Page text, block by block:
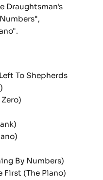
Draughtsman's
To Shepherds
By Numbers)
First (The Piano)